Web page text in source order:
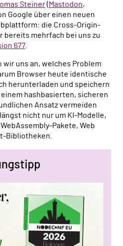
Steiner(Mastodon,
Google über einen neuen
die Cross-Origin-
bereits mehrfach bei uns zu
677.
wir uns an, welches Problem
Browser heute identische
herunterladen und speichern
hashbasierten, sicheren
Ansatz vermeiden
nicht nur um KI-Modelle,
Pakete, Web
Bibliotheken.